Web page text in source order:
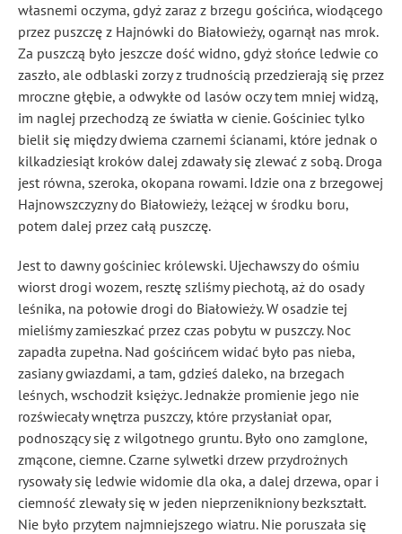
własnemi oczyma, gdyż zaraz z brzegu gościńca, wiodącego
przez puszczę z Hajnówki do Białowieży, ogarnął nas mrok.
Za puszczą było jeszcze dość widno, gdyż słońce ledwie co
zaszło, ale odblaski zorzy z trudnością przedzierają się przez
mroczne głębie, a odwykłe od lasów oczy tem mniej widzą,
im naglej przechodzą ze światła w cienie. Gościniec tylko
bielił się między dwiema czarnemi ścianami, które jednak o
kilkadziesiąt kroków dalej zdawały się zlewać z sobą. Droga
jest równa, szeroka, okopana rowami. Idzie ona z brzegowej
Hajnowszczyzny do Białowieży, leżącej w środku boru,
potem dalej przez całą puszczę.
Jest to dawny gościniec królewski. Ujechawszy do ośmiu
wiorst drogi wozem, resztę szliśmy piechotą, aż do osady
leśnika, na połowie drogi do Białowieży. W osadzie tej
mieliśmy zamieszkać przez czas pobytu w puszczy. Noc
zapadła zupełna. Nad gościńcem widać było pas nieba,
zasiany gwiazdami, a tam, gdzieś daleko, na brzegach
leśnych, wschodził księżyc. Jednakże promienie jego nie
rozświecały wnętrza puszczy, które przysłaniał opar,
podnoszący się z wilgotnego gruntu. Było ono zamglone,
zmącone, ciemne. Czarne sylwetki drzew przydrożnych
rysowały się ledwie widomie dla oka, a dalej drzewa, opar i
ciemność zlewały się w jeden nieprzenikniony bezkształt.
Nie było przytem najmniejszego wiatru. Nie poruszała się